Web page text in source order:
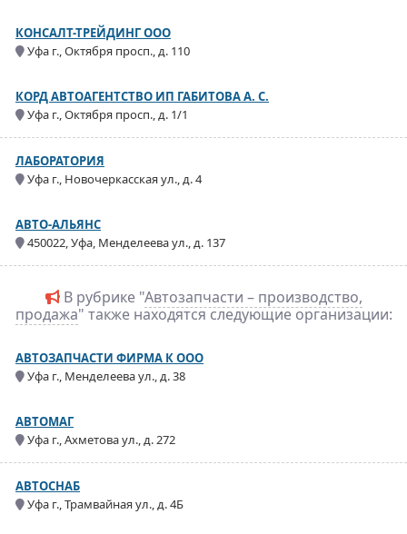
КОНСАЛТ-ТРЕЙДИНГ ООО
Уфа г., Октября просп., д. 110
КОРД АВТОАГЕНТСТВО ИП ГАБИТОВА А. С.
Уфа г., Октября просп., д. 1/1
ЛАБОРАТОРИЯ
Уфа г., Новочеркасская ул., д. 4
АВТО-АЛЬЯНС
450022, Уфа, Менделеева ул., д. 137
В рубрике "Автозапчасти – производство,
продажа" также находятся следующие организации:
АВТОЗАПЧАСТИ ФИРМА К ООО
Уфа г., Менделеева ул., д. 38
АВТОМАГ
Уфа г., Ахметова ул., д. 272
АВТОСНАБ
Уфа г., Трамвайная ул., д. 4Б